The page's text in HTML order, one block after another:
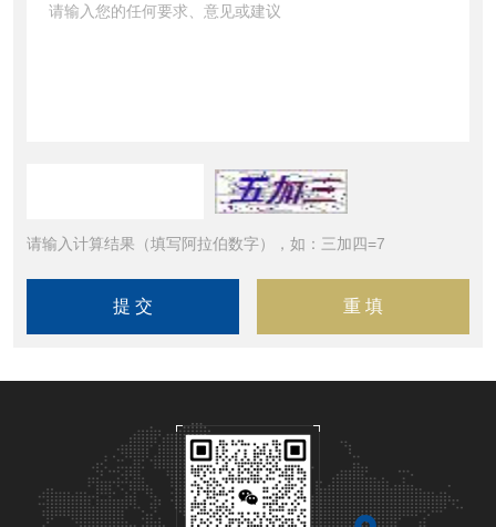
请输入计算结果（填写阿拉伯数字），如：三加四=7